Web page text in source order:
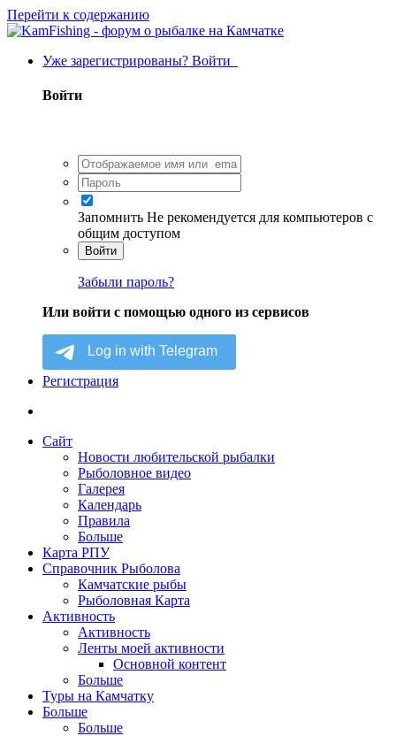
Перейти к содержанию
Уже зарегистрированы? Войти
Войти
Запомнить Не рекомендуется для компьютеров с
общим доступом
Войти
Забыли пароль?
Или войти с помощью одного из сервисов
Регистрация
Сайт
Новости любительской рыбалки
Рыболовное видео
Галерея
Календарь
Правила
Больше
Карта РПУ
Справочник Рыболова
Камчатские рыбы
Рыболовная Карта
Активность
Активность
Ленты моей активности
Основной контент
Больше
Туры на Камчатку
Больше
Больше